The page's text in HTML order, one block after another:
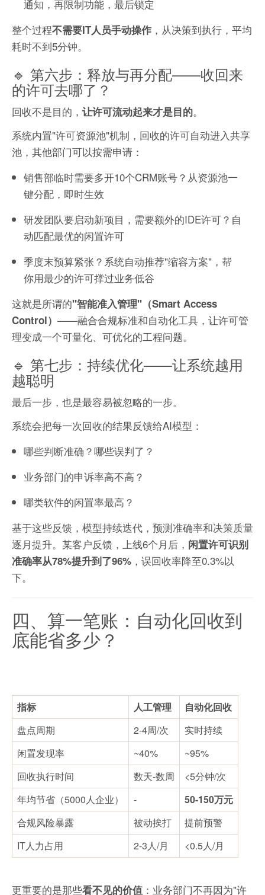
通知，再限制功能，最后锁定
整个过程不需要IT人员手动操作 ，从决策到执行，平均
耗时不到5分钟。
🔹 第六步：释放与再分配——收回来
的许可去哪了？
回收不是目的， 让许可流动起来才是目的。
系统内置"许可资源池"机制，回收的许可自动进入共享
池，其他部门可以按需申请：
销售部临时需要多开10个CRM账号？从资源池一
键分配，即时生效
研发团队要启动新项目，需要额外的IDE许可？自
动匹配最优的闲置许可
季度末预算紧张？系统自动推荐"缩容方案"，帮
你用最少的许可撑过业务低谷
这就是所谓的"智能准入管理"（Smart Access
Control） ——融合合规标准和自动化工具，让许可管
理变成一个可量化、可优化的工程问题。
🔹 第七步：持续优化——让系统越用
越聪明
最后一步，也是最容易被忽略的一步。
系统会把每一次回收的结果反馈给AI模型：
哪些判断准确？哪些误判了？
业务部门的申诉率高不高？
哪类软件的闲置率最高？
基于这些反馈，模型持续迭代，预测准确率和决策质量
逐月提升。某客户反馈，上线6个月后， 闲置许可识别
准确率从78%提升到了96% ，误回收率降至0.3%以
下。
四、算一笔账：自动化回收到
底能省多少？
指标 人工管理
自动化回收
盘点周期
2-4周/次
实时持续
闲置发现率
~40%
~95%
回收执行时间
数天-数周
<5分钟/次
年均节省（5000人企业）
-
50-150万元
合规风险暴露
被动挨打
提前预警
IT人力占用
2-3人/月 <0.5人/月
更重要的是那些看不见的价值 ：业务部门不再因为"许